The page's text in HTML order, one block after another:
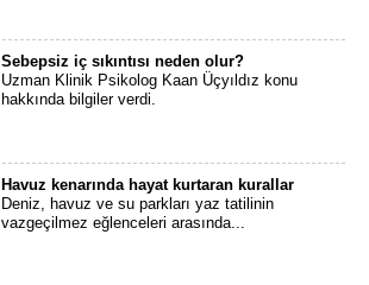
Sebepsiz iç sıkıntısı neden olur?
Uzman Klinik Psikolog Kaan Üçyıldız konu
hakkında bilgiler verdi.
Havuz kenarında hayat kurtaran kurallar
​Deniz, havuz ve su parkları yaz tatilinin
vazgeçilmez eğlenceleri arasında...